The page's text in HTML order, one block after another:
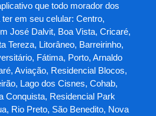
que todo morador dos
em seu celular: Centro,
José Dalvit, Boa Vista, Cricaré,
Tereza, Litorâneo, Barreirinho,
Fátima, Porto, Arnaldo
Aviação, Residencial Blocos,
Lago dos Cisnes, Cohab,
Conquista, Residencial Park
Rio Preto, São Benedito, Nova